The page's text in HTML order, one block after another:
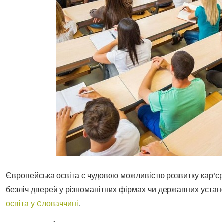
Європейська освіта є чудовою можливістю розвитку
безліч дверей у різноманітних фірмах чи державних
освіта у Cловаччині.